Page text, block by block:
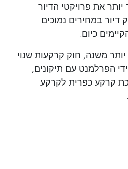
את פרויקטי הדיור
דיור במחירים נמוכים
כיום.
משנה, חוק קרקעות שנוי
הפרלמנט עם תיקונים,
קרקע כפרית לקרקע